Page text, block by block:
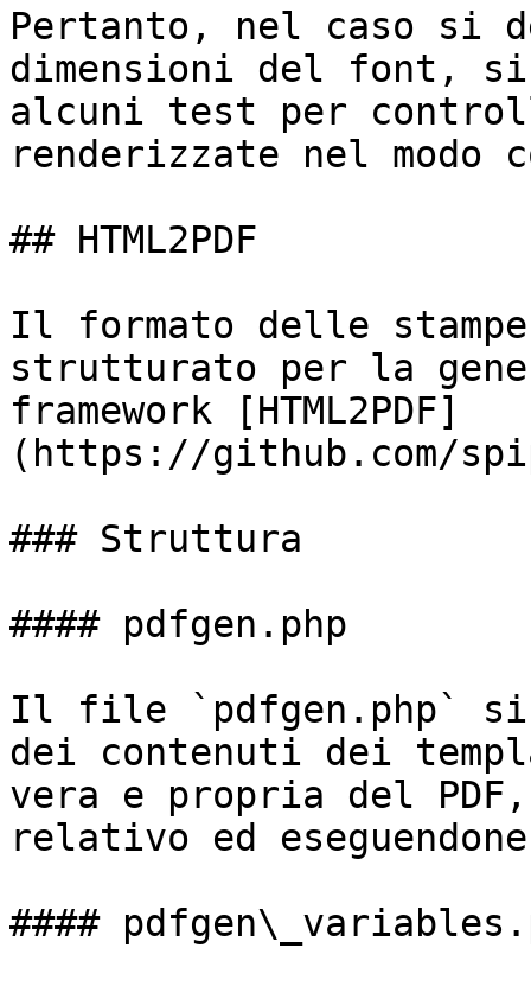
Pertanto, nel caso si
dimensioni del font,
alcuni test per
renderizzate nel
## HTML2PDF
Il formato delle
strutturato per la
framework [HTML2PDF]
(https://github.com/
### Struttura
#### pdfgen.php
Il file `pdfgen.php` si
dei contenuti dei
vera e propria del
relativo ed
####